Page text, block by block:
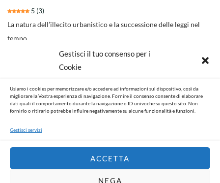
Gestisci il tuo consenso per i
Cookie
Usiamo i cookies per memorizzare e/o accedere ad informazioni sul dispositivo, così da
migliorare la Vostra esperienza di navigazione. Fornire il consenso consente di elaborare
dati quali il comportamento durante la navigazione o ID univoche su questo sito. Non
fornirlo o ritirarlo potrebbe influire negativamente su alcune funzionalità e funzioni.
Gestisci servizi
ACCETTA
NEGA
5 (3)
La natura dell’illecito urbanistico e la successione delle leggi nel
tempo
4.6 (14)
NOVITA’ NORMATIVE E GIURISPRUDENZIALI